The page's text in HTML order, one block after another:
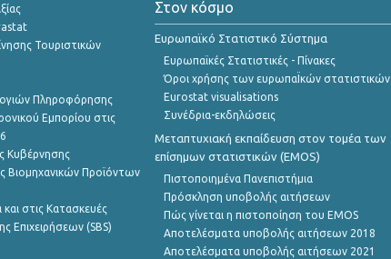
Τουριστικών
Πληροφόρησης
Εμπορίου στις
Κυβέρνησης
Βιομηχανικών Προϊόντων
και στις Κατασκευές
Επιχειρήσεων (SBS)
Στον κόσμο
Ευρωπαϊκό Στατιστικό Σύστημα
Ευρωπαϊκές Στατιστικές - Πίνακες
Όροι χρήσης των ευρωπαΪκών στατιστικών
Eurostat visualisations
Συνέδρια-εκδηλώσεις
Μεταπτυχιακή εκπαίδευση στον τομέα των
επίσημων στατιστικών (EMOS)
Πιστοποιημένα Πανεπιστήμια
Πρόσκληση υποβολής αιτήσεων
Πώς γίνεται η πιστοποίηση του EMOS
Αποτελέσματα υποβολής αιτήσεων 2018
Αποτελέσματα υποβολής αιτήσεων 2021